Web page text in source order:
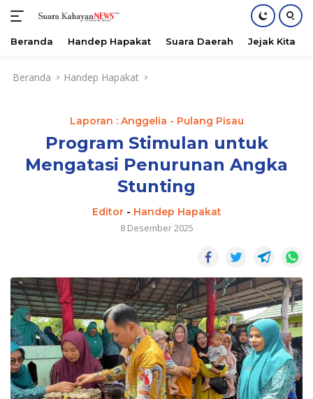
Beranda Handep Hapakat Suara Daerah Jejak Kita
Beranda Handep Hapakat
Laporan : Anggelia - Pulang Pisau
Program Stimulan untuk
Mengatasi Penurunan Angka
Stunting
Editor- Handep Hapakat
8 Desember 2025